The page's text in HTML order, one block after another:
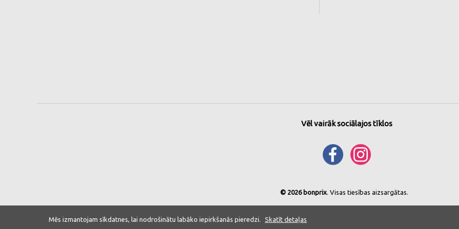
Vēl vairāk sociālajos tīklos
© 2026 bonprix. Visas tiesības aizsargātas.
Mēs izmantojam sīkdatnes, lai nodrošinātu labāko iepirkšanās pieredzi. Skatīt detaļas